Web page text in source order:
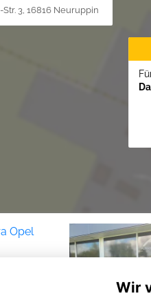
3, 16816 Neuruppin
Wir